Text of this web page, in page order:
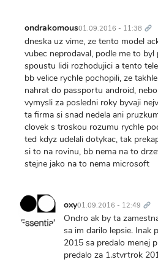
ondrakomous01.09.2016 - 11:38
dneska uz vime, ze tento model
vubec neprodaval, podle me to byl
spoustu lidi rozhodujici a tento
bb velice rychle pochopili, ze
nahrat do passportu android,
vymysli za posledni roky byvaji
ta firma si snad nedela ani
clovek s troskou rozumu rychle
ted kdyz udelali dotykac, tak
si to na rovinu, bb nema na to
stejne jako na to nema microsoft
oxy01.09.2016 - 12:49
Ondro ak by ta
sa im darilo lepsie. Inak
2015 sa predalo menej
predalo za 1.stvrtrok